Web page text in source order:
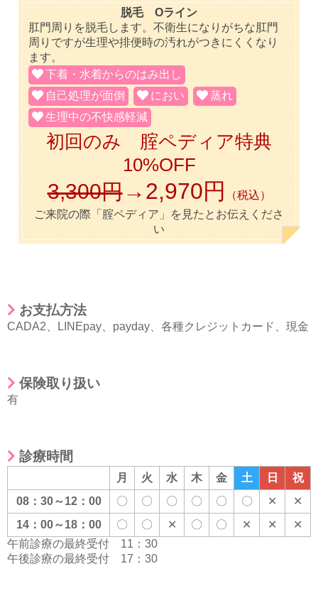
脱毛 Oライン
肛門周りを脱毛します。不衛生になりがちな肛門
周りですが生理や排便時の汚れがつきにくくなり
ます。
下着・水着からのはみ出し
自己処理が面倒
におい
蒸れ
生理中の不快感軽減
初回のみ 腟ペディア特典
10%OFF
3,300円→2,970円
（税込）
ご来院の際「腟ペディア」を見たとお伝えくださ
い
お支払方法
CADA2 LINEpay payday 各種クレジットカード 現金
保険取り扱い
有
診療時間
月 火 水 木 金 土 日
祝
08：30～12：00
〇 〇 〇 〇 〇 〇 ✕
✕
14：00～18：00
〇 〇 ✕ 〇 〇 ✕ ✕
✕
午前診療の最終受付 11：30
午後診療の最終受付 17：30